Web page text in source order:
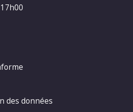
des données